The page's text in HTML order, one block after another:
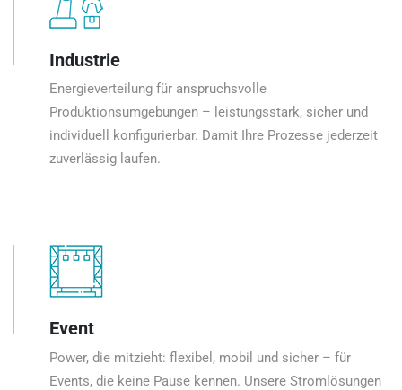
Industrie
Energieverteilung für anspruchsvolle
Produktionsumgebungen – leistungsstark, sicher und
individuell konfigurierbar. Damit Ihre Prozesse jederzeit
zuverlässig laufen.
Event
Power, die mitzieht: flexibel, mobil und sicher – für
Events, die keine Pause kennen. Unsere Stromlösungen